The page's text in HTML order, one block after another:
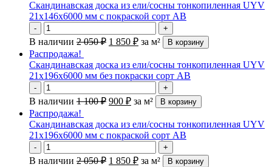
Скандинавская доска из ели/сосны тонкопиленная UYV
21х146х6000 мм с покраской сорт АВ
- +
В наличии 2 050₽ 1 850 ₽ за м² В корзину
Распродажа!
Скандинавская доска из ели/сосны тонкопиленная UYV
21х196х6000 мм без покраски сорт АВ
- +
В наличии 1 100₽ 900 ₽ за м² В корзину
Распродажа!
Скандинавская доска из ели/сосны тонкопиленная UYV
21х196х6000 мм с покраской сорт АВ
- +
В наличии 2 050₽ 1 850 ₽ за м² В корзину